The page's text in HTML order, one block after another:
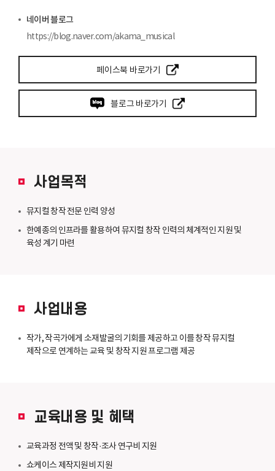
네이버 블로그
https://blog.naver.com/akama_musical
페이스북 바로가기
블로그 바로가기
사업목적
뮤지컬 창작 전문 인력 양성
한예종의 인프라를 활용하여 뮤지컬 창작 인력의 체계적인 지원 및
육성 계기 마련
사업내용
작가, 작곡가에게 소재발굴의 기회를 제공하고 이를 창작 뮤지컬
제작으로 연계하는 교육 및 창작 지원 프로그램 제공
교육내용 및 혜택
교육과정 전액 및 창작·조사 연구비 지원
쇼케이스 제작지원비 지원